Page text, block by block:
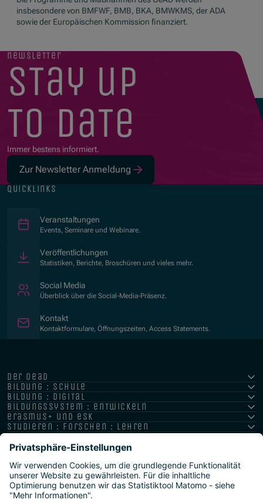
insbesondere von BMFWF, BMB, BKA, BMWKMS, der ADA
sowie der Europäischen Kommission finanziert.
newsletter
stay up
to date
Immer bestens informiert.
Zur Newsletter Anmeldung
quicklinks
Veranstaltungen
Events, Seminare und Webinare.
Veröffentlichungen
Statistiken, Berichte, Broschüren und vieles mehr.
Social Media
Überblick über die Social-Media-Präsenz.
Kontakt
Kontaktformulare, Öffnungszeiten, Access Statements.
der oead
bildung : schule
bildung : digital
bildungssystem : entwickeln
erasmus+ und esk
studieren : forschen : lehren
hochschule : strategie : international